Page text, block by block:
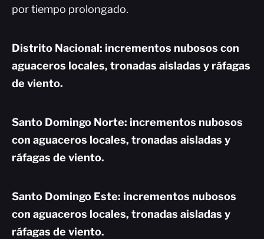
por tiempo prolongado.
Distrito Nacional: incrementos nubosos con
aguaceros locales, tronadas aisladas y ráfagas
de viento.
Santo Domingo Norte: incrementos nubosos
con aguaceros locales, tronadas aisladas y
ráfagas de viento.
Santo Domingo Este: incrementos nubosos
con aguaceros locales, tronadas aisladas y
ráfagas de viento.